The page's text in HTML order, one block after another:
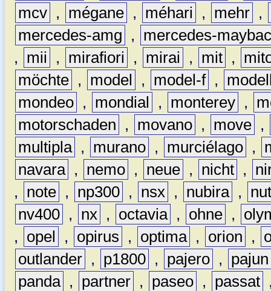
mcv , mégane , méhari , mehr ,
mercedes-amg
,
mercedes-
,
mii , mirafiori , mirai , mit ,
möchte , model , model-f ,
mondeo , mondial , monterey ,
motorschaden
, movano , move ,
multipla , murano , murciélago ,
navara , nemo , neue , nicht ,
,
note , np300 , nsx , nubira ,
nv400 , nx , octavia , ohne ,
,
opel , opirus , optima , orion ,
outlander , p1800 , pajero ,
pajun
panda , partner , paseo , passat